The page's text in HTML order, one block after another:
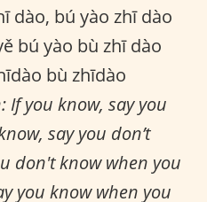
dào, bú yào zhī dào
bú yào bù zhī dào
bù zhīdào
If you know, say you
say you don’t
don't know when you
you know when you